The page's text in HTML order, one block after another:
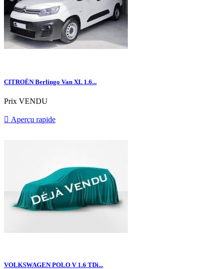
CITROËN Berlingo Van XL 1.6...
Prix VENDU
 Aperçu rapide
VOLKSWAGEN POLO V 1.6 TDi...